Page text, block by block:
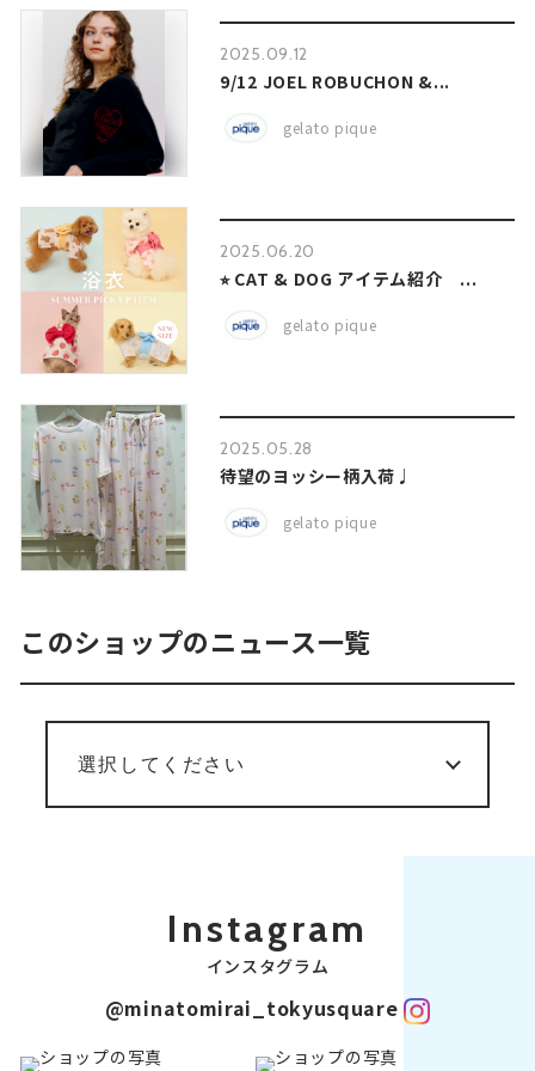
2025.09.12
9/12 JOEL ROBUCHON &...
gelato pique
2025.06.20
⭐︎ CAT & DOG アイテム紹介 ...
gelato pique
2025.05.28
待望のヨッシー柄入荷♩
gelato pique
このショップのニュース一覧
Instagram
インスタグラム
@minatomirai_tokyusquare